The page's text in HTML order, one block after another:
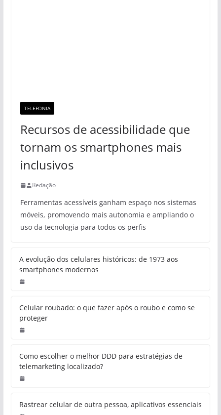
TELEFONIA
Recursos de acessibilidade que
tornam os smartphones mais
inclusivos
Redação
Ferramentas acessíveis ganham espaço nos sistemas
móveis, promovendo mais autonomia e ampliando o
uso da tecnologia para todos os perfis
A evolução dos celulares históricos: de 1973 aos
smartphones modernos
Celular roubado: o que fazer após o roubo e como se
proteger
Como escolher o melhor DDD para estratégias de
telemarketing localizado?
Rastrear celular de outra pessoa, aplicativos essenciais